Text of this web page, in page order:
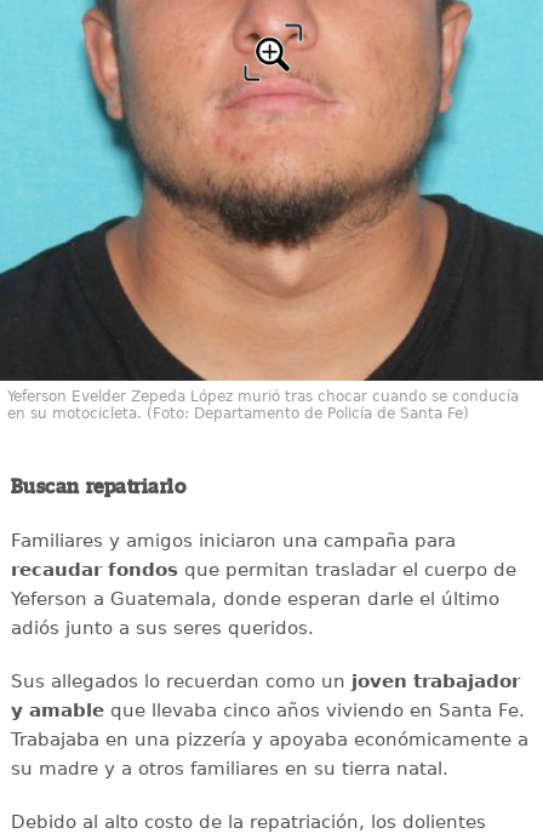
Yeferson Evelder Zepeda López murió tras chocar cuando se conducía
en su motocicleta. (Foto: Departamento de Policía de Santa Fe)
Buscan repatriarlo
Familiares y amigos iniciaron una campaña para
recaudar fondosque permitan trasladar el cuerpo de
Yeferson a Guatemala, donde esperan darle el último
adiós junto a sus seres queridos.
Sus allegados lo recuerdan como un joven trabajador
y amableque llevaba cinco años viviendo en Santa Fe.
Trabajaba en una pizzería y apoyaba económicamente a
su madre y a otros familiares en su tierra natal.
Debido al alto costo de la repatriación, los dolientes